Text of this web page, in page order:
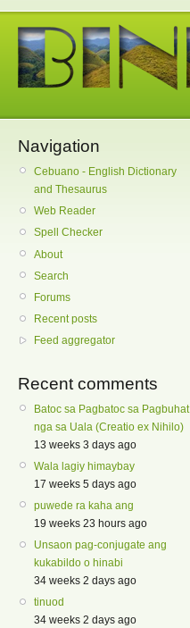
Navigation
Cebuano - English Dictionary
and Thesaurus
Web Reader
Spell Checker
About
Search
Forums
Recent posts
Feed aggregator
Recent comments
Batoc sa Pagbatoc sa Pagbuhat
nga sa Uala (Creatio ex Nihilo)
13 weeks 3 days ago
Wala lagiy himaybay
17 weeks 5 days ago
puwede ra kaha ang
19 weeks 23 hours ago
Unsaon pag-conjugate ang
kukabildo o hinabi
34 weeks 2 days ago
tinuod
34 weeks 2 days ago